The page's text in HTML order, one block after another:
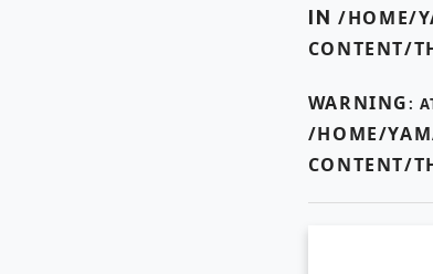
IN/HOME/
CONTENT/
WARNING:
/HOME/
CONTENT/